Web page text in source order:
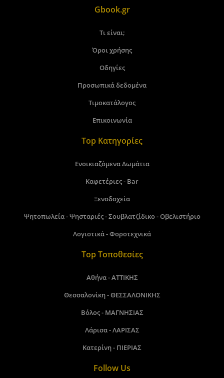
Gbook.gr
Τι είναι;
Όροι χρήσης
Οδηγίες
Προσωπικά δεδομένα
Τιμοκατάλογος
Επικοινωνία
Top Κατηγορίες
Ενοικιαζόμενα Δωμάτια
Καφετέριες - Bar
Ξενοδοχεία
Ψητοπωλεία - Ψησταριές - Σουβλατζίδικο - Οβελιστήριο
Λογιστικά - Φοροτεχνικά
Top Τοποθεσίες
Αθήνα - ΑΤΤΙΚΗΣ
Θεσσαλονίκη - ΘΕΣΣΑΛΟΝΙΚΗΣ
Βόλος - ΜΑΓΝΗΣΙΑΣ
Λάρισα - ΛΑΡΙΣΑΣ
Κατερίνη - ΠΙΕΡΙΑΣ
Follow Us